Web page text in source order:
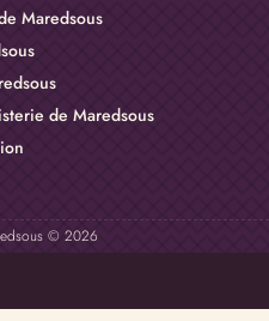
Maredsous
de Maredsous
© 2026